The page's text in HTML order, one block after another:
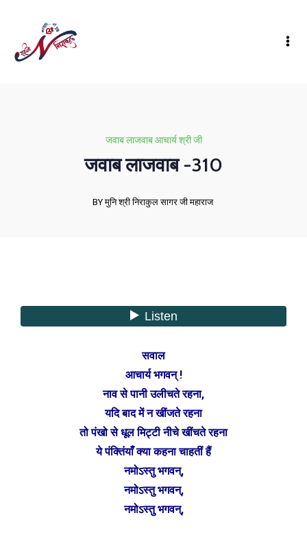
जवाब लाजवाब आचार्य श्री जी
जवाब लाजवाब -310
BY मुनि श्री निराकुल सागर जी महाराज
सवाल
आचार्य भगवन् !
नाव से पानी उलीचते रहना,
यदि बाद में न खींजते रहना
तो पंखो से धूल मिट्टी नीचे खींचते रहना
ये पंक्तिंयाँ क्या कहना चाहतीं हैं
नमोऽस्तु भगवन्,
नमोऽस्तु भगवन्,
नमोऽस्तु भगवन्,